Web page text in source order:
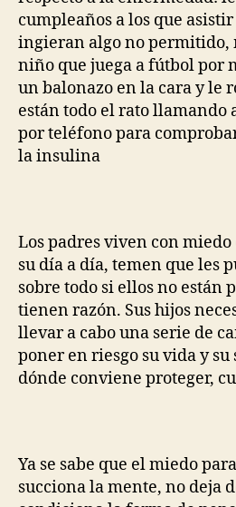
cumpleaños a los que
ingieran algo no permitido,
niño que juega a fútbol por
un balonazo en la cara y le
están todo el rato llamando
por teléfono para
la insulina
Los padres viven con
su día a día, temen que les
sobre todo si ellos no están
tienen razón. Sus hijos
llevar a cabo una serie de
poner en riesgo su vida y su
dónde conviene proteger,
Ya se sabe que el miedo
succiona la mente, no deja